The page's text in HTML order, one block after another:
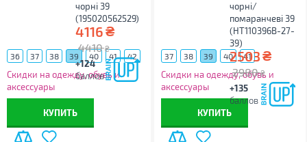
чорні 39
(195020562529)
4116₴
4410 ₴
+124
баллов
36 37 38 39 40 41
42
44
Скидки на одежду, обувь и
аксессуары
КУПИТЬ
чорні/
помаранчеві 39
(HT110396B-27-
39)
2503₴
2980 ₴
+135
баллов
37 38 39 40 41
Скидки на одежду, обувь и
аксессуары
КУПИТЬ